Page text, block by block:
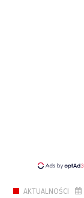
AKTUALNOŚCI